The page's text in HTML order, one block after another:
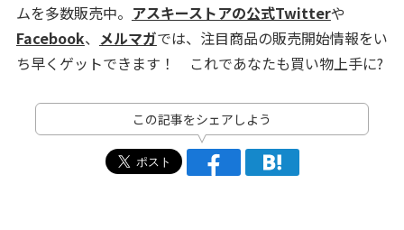
ムを多数販売中。 アスキーストアの公式Twitterや
Facebook、 メルマガでは、注目商品の販売開始情報をい
ち早くゲットできます！ これであなたも買い物上手に?
この記事をシェアしよう